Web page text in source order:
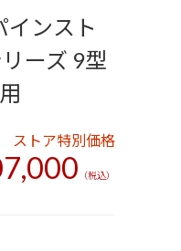
インスト
ーズ 9型
ストア特別価格
（税込）